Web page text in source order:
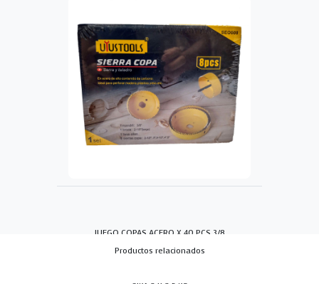
JUEGO COPAS ACERO X 40 PCS 3/8
Productos relacionados